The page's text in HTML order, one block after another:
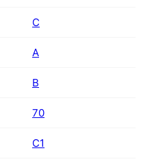
C
A
B
70
C1